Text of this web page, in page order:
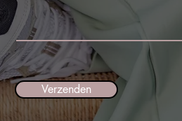
Verzenden